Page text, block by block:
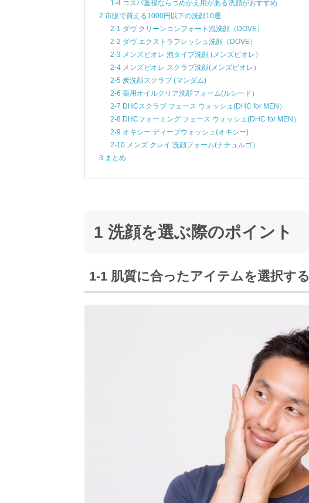
1-4 コスパ重視ならつめかえ用がある洗顔がおすすめ
2 市販で買える1000円以下の洗顔10選
2-1 ダヴ クリーンコンフォート泡洗顔（DOVE）
2-2 ダヴ エクストラフレッシュ洗顔（DOVE）
2-3 メンズビオレ 泡タイプ洗顔 (メンズビオレ）
2-4 メンズビオレ スクラブ洗顔(メンズビオレ）
2-5 炭洗顔スクラブ (マンダム)
2-6 薬用オイルクリア洗顔フォーム(ルシード）
2-7 DHCスクラブ フェース ウォッシュ(DHC for MEN）
2-8 DHCフォーミング フェース ウォッシュ(DHC for MEN）
2-9 オキシー ディープウォッシュ(オキシー)
2-10 メンズ クレイ 洗顔フォーム(ナチュルゴ）
3 まとめ
1 洗顔を選ぶ際のポイント
1-1 肌質に合ったアイテムを選択する